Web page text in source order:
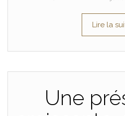
Lire la
Une